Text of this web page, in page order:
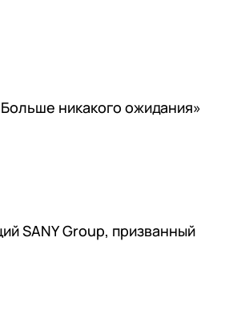
никакого ожидания»
SANY Group, призванный